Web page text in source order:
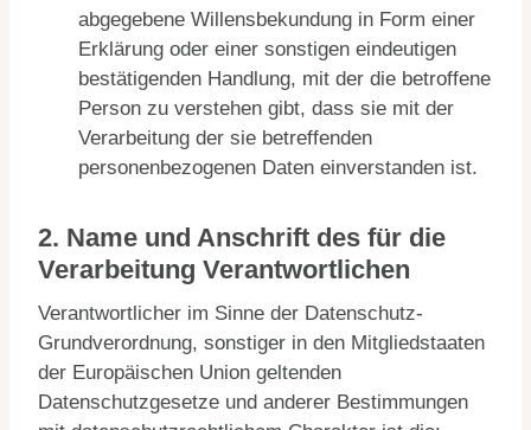
abgegebene Willensbekundung in Form einer
Erklärung oder einer sonstigen eindeutigen
bestätigenden Handlung, mit der die betroffene
Person zu verstehen gibt, dass sie mit der
Verarbeitung der sie betreffenden
personenbezogenen Daten einverstanden ist.
2. Name und Anschrift des für die
Verarbeitung Verantwortlichen
Verantwortlicher im Sinne der Datenschutz-
Grundverordnung, sonstiger in den Mitgliedstaaten
der Europäischen Union geltenden
Datenschutzgesetze und anderer Bestimmungen